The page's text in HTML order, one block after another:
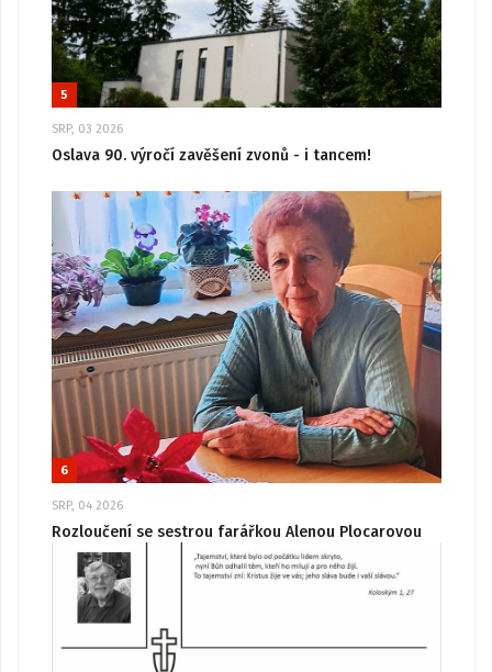
5
SRP, 03 2026
Oslava 90. výročí zavěšení zvonů - i tancem!
6
SRP, 04 2026
Rozloučení se sestrou farářkou Alenou Plocarovou